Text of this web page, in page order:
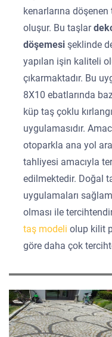
kenarlarına
oluşur. Bu taşlar
döşemesişeklinde
yapılan işin kaliteli
çıkarmaktadır. Bu
8X10 ebatlarında
küp taş çoklu
uygulamasıdır.
otoparkla ana yol
tahliyesi amacıyla
edilmektedir. Doğal
uygulamaları
olması ile
taş modeliolup kilit
göre daha çok